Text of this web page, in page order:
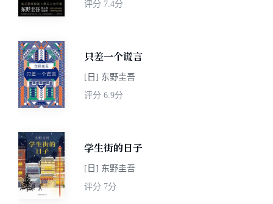
评分 7.4分
只差一个谎言
[日] 东野圭吾
评分 6.9分
学生街的日子
[日] 东野圭吾
评分 7分